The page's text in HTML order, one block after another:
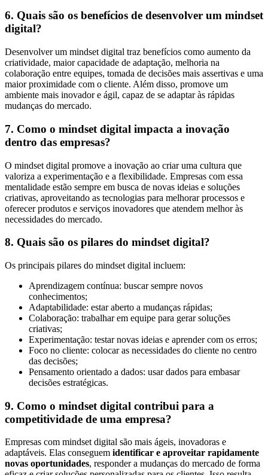
6. Quais são os benefícios de desenvolver um mindset
digital?
Desenvolver um mindset digital traz benefícios como aumento da
criatividade, maior capacidade de adaptação, melhoria na
colaboração entre equipes, tomada de decisões mais assertivas e uma
maior proximidade com o cliente. Além disso, promove um
ambiente mais inovador e ágil, capaz de se adaptar às rápidas
mudanças do mercado.
7. Como o mindset digital impacta a inovação
dentro das empresas?
O mindset digital promove a inovação ao criar uma cultura que
valoriza a experimentação e a flexibilidade. Empresas com essa
mentalidade estão sempre em busca de novas ideias e soluções
criativas, aproveitando as tecnologias para melhorar processos e
oferecer produtos e serviços inovadores que atendem melhor às
necessidades do mercado.
8. Quais são os pilares do mindset digital?
Os principais pilares do mindset digital incluem:
Aprendizagem contínua: buscar sempre novos
conhecimentos;
Adaptabilidade: estar aberto a mudanças rápidas;
Colaboração: trabalhar em equipe para gerar soluções
criativas;
Experimentação: testar novas ideias e aprender com os erros;
Foco no cliente: colocar as necessidades do cliente no centro
das decisões;
Pensamento orientado a dados: usar dados para embasar
decisões estratégicas.
9. Como o mindset digital contribui para a
competitividade de uma empresa?
Empresas com mindset digital são mais ágeis, inovadoras e
adaptáveis. Elas conseguem identificar e aproveitar rapidamente
novas oportunidades, responder a mudanças do mercado de forma